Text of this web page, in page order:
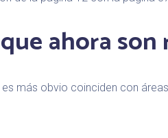
ahora
más obvio coinciden con